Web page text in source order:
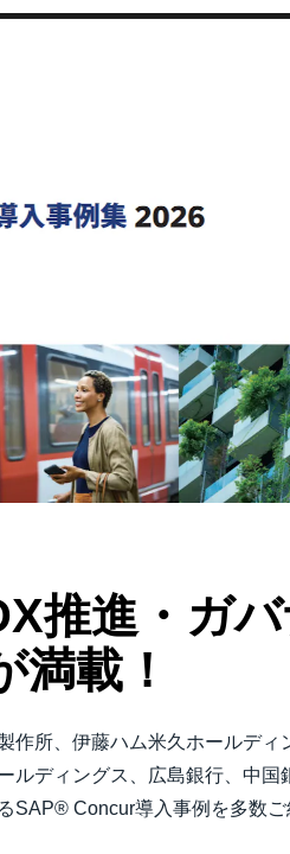
推進・ガ
満載！
作所、伊藤ハム米久ホールディ
ルディングス、広島銀行、中国
SAP® Concur導入事例を多数ご